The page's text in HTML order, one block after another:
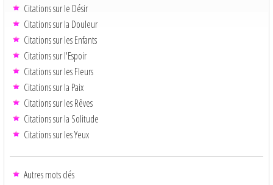
Citations sur le Désir
Citations sur la Douleur
Citations sur les Enfants
Citations sur l'Espoir
Citations sur les Fleurs
Citations sur la Paix
Citations sur les Rêves
Citations sur la Solitude
Citations sur les Yeux
Autres mots clés